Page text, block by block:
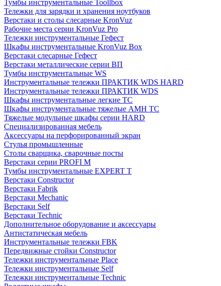
Тумбы инструментальные Toollbox
Тележки для зарядки и хранения ноутбуков
Верстаки и столы слесарные KronVuz
Рабочие места серии KronVuz Pro
Тележки инструментальные Гефест
Шкафы инструментальные KronVuz Box
Верстаки слесарные Гефест
Верстаки металлические серии ВП
Тумбы инструментальные WS
Инструментальные тележки ПРАКТИК WDS HARD
Инструментальные тележки ПРАКТИК WDS
Шкафы инструментальные легкие ТС
Шкафы инструментальные тяжелые AMH TC
Тяжелые модульные шкафы серии HARD
Cпециализированная мебель
Аксессуары на перфорированный экран
Стулья промышленные
Столы сварщика, сварочные посты
Верстаки серии PROFI M
Тумбы инструментальные EXPERT T
Верстаки Constructor
Верстаки Fabrik
Верстаки Mechanic
Верстаки Self
Верстаки Technic
Дополнительное оборудование и аксессуары
Антистатическая мебель
Инструментальные тележки FBK
Передвижные стойки Constructor
Тележки инструментальные Place
Тележки инструментальные Self
Тележки инструментальные Technic